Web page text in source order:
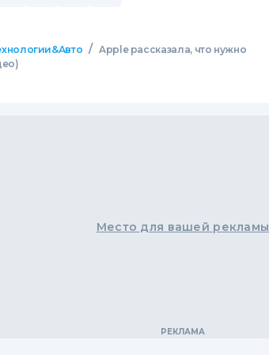
/ Apple рассказала, что нужно
Место для вашей рекламы